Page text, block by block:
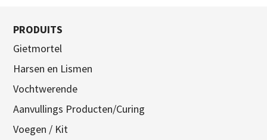
PRODUITS
Gietmortel
Harsen en Lismen
Vochtwerende
Aanvullings Producten/Curing
Voegen / Kit